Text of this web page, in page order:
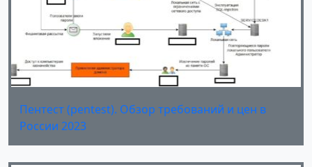
Пентест (pentest). Обзор требований и цен в
России 2023